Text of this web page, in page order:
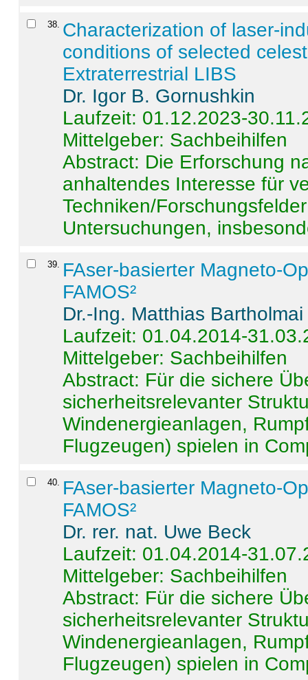
38. Characterization of laser-
conditions of selected
Extraterrestrial LIBS
Dr. Igor B. Gornushkin
Laufzeit: 01.12.2023-
Mittelgeber: Sachbeihilfen
Abstract: Die Erforschung
anhaltendes Interesse für
Techniken/
Untersuchungen,
39. FAser-basierter Magneto-
FAMOS²
Dr.-Ing. Matthias Bartholmai
Laufzeit: 01.04.2014-
Mittelgeber: Sachbeihilfen
Abstract: Für die sichere
sicherheitsrelevanter
Windenergieanlagen,
Flugzeugen) spielen in
40. FAser-basierter Magneto-
FAMOS²
Dr. rer. nat. Uwe Beck
Laufzeit: 01.04.2014-
Mittelgeber: Sachbeihilfen
Abstract: Für die sichere
sicherheitsrelevanter
Windenergieanlagen,
Flugzeugen) spielen in